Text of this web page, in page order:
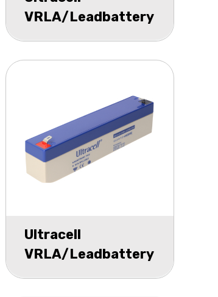
VRLA/Leadbattery
Ultracell
VRLA/Leadbattery